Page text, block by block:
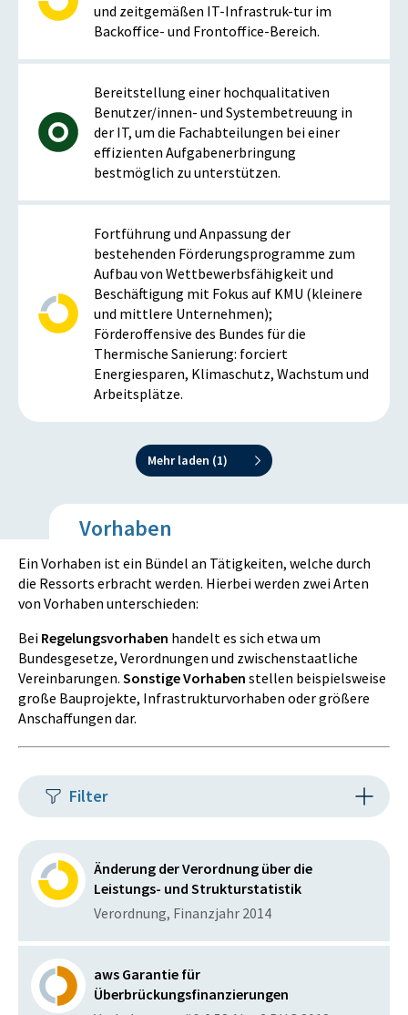
und zeitgemäßen IT-Infrastruk-tur im
Backoffice- und Frontoffice-Bereich.
Bereitstellung einer hochqualitativen
Benutzer/innen- und Systembetreuung in
der IT, um die Fachabteilungen bei einer
effizienten Aufgabenerbringung
bestmöglich zu unterstützen.
Fortführung und Anpassung der
bestehenden Förderungsprogramme zum
Aufbau von Wettbewerbsfähigkeit und
Beschäftigung mit Fokus auf KMU (kleinere
und mittlere Unternehmen);
Förderoffensive des Bundes für die
Thermische Sanierung: forciert
Energiesparen, Klimaschutz, Wachstum und
Arbeitsplätze.
Mehr laden (1)
Vorhaben
Ein Vorhaben ist ein Bündel an Tätigkeiten, welche durch
die Ressorts erbracht werden. Hierbei werden zwei Arten
von Vorhaben unterschieden:
Bei Regelungsvorhaben handelt es sich etwa um
Bundesgesetze, Verordnungen und zwischenstaatliche
Vereinbarungen. Sonstige Vorhaben stellen beispielsweise
große Bauprojekte, Infrastrukturvorhaben oder größere
Anschaffungen dar.
Filter
Änderung der Verordnung über die
Leistungs- und Strukturstatistik
Verordnung, Finanzjahr 2014
aws Garantie für
Überbrückungsfinanzierungen